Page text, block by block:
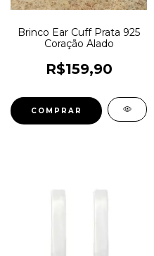
Brinco Ear Cuff Prata 925
Coração Alado
R$159,90